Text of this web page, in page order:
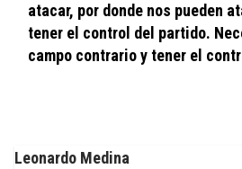
atacar, por donde nos pueden
tener el control del partido.
campo contrario y tener el
Leonardo Medina